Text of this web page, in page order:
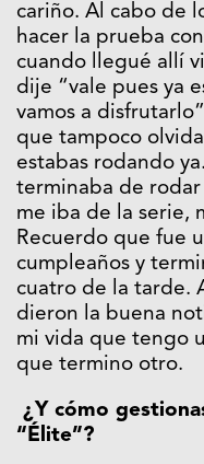
cariño. Al cabo de
hacer la prueba
cuando llegué allí
dije “vale pues ya
vamos a
que tampoco
estabas rodando
terminaba de rodar
me iba de la serie,
Recuerdo que fue
cumpleaños y
cuatro de la tarde.
dieron la buena
mi vida que tengo
que termino otro.
¿Y cómo
“Élite”?